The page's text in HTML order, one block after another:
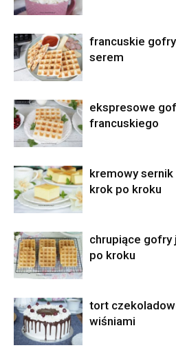
francuskie
serem
ekspresowe
francuskiego
kremowy
krok po kroku
chrupiące gofry
po kroku
tort
wiśniami